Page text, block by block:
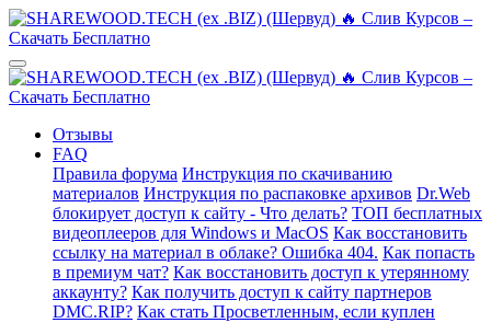
Отзывы
FAQ
Правила форума Инструкция по скачиванию
материалов Инструкция по распаковке архивов Dr.Web
блокирует доступ к сайту - Что делать? ТОП бесплатных
видеоплееров для Windows и MacOS Как восстановить
ссылку на материал в облаке? Ошибка 404. Как попасть
в премиум чат? Как восстановить доступ к утерянному
аккаунту? Как получить доступ к сайту партнеров
DMC.RIP? Как стать Просветленным, если куплен